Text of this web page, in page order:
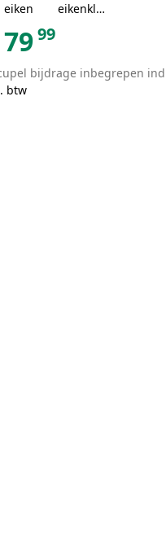
eiken
eikenkleu
7999
bijdrage inbegrepen
btw